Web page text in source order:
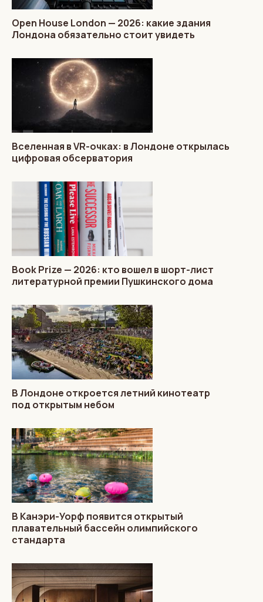
Open House London — 2026: какие здания
Лондона обязательно стоит увидеть
Вселенная в VR-очках: в Лондоне открылась
цифровая обсерватория
Book Prize — 2026: кто вошел в шорт-лист
литературной премии Пушкинского дома
В Лондоне откроется летний кинотеатр
под открытым небом
В Канэри-Уорф появится открытый
плавательный бассейн олимпийского
стандарта